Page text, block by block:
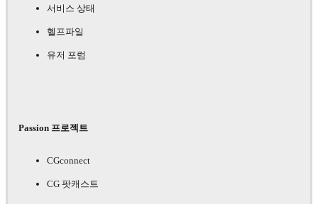
서비스 상태
헬프파일
유저 포럼
Passion 프로젝트
CGconnect
CG 팟캐스트